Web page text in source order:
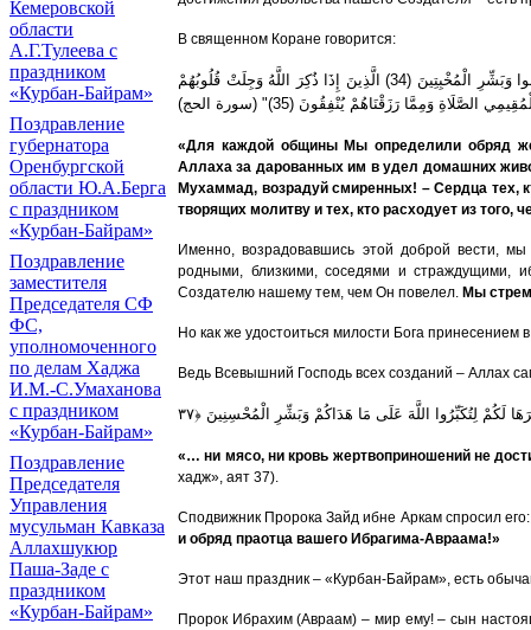
Кемеровской
области
А.Г.Тулеева с
праздником
«Курбан-Байрам»
Поздравление
губернатора
Оренбургской
области Ю.А.Берга
с праздником
«Курбан-Байрам»
Поздравление
заместителя
Председателя СФ
ФС,
уполномоченного
по делам Хаджа
И.М.-С.Умаханова
с праздником
«Курбан-Байрам»
Поздравление
Председателя
Управления
мусульман Кавказа
Аллахшукюр
Паша-Заде с
праздником
«Курбан-Байрам»
В священном Коране говорится:
"وَلِكُلِّ أُمَّةٍ جَعَلْنَا مَنْسَكًا لِيَذْكُرُوا اسْمَ اللَّهِ عَلَى مَا رَزَقَهُمْ مِنْ بَهِيمَةِ الْأَنْعَامِ فَإِلَهُكُمْ إِلَهٌ وَاحِدٌ فَلَهُ أَسْلِمُوا وَبَشِّرِ الْمُخْبِتِينَ (34) الَّذِينَ إِذَا ذُكِرَ اللَّهُ وَجِلَتْ قُلُوبُهُمْ
وَمِمَّا رَزَقْنَاهُمْ يُنْفِقُونَ (35)" (سورة الحج)
«Для каждой общины Мы определили обряд
Аллаха за дарованных им в удел домашних
Мухаммад, возрадуй смиренных! – Сердца тех,
творящих молитву и тех, кто расходует из
Именно, возрадовавшись этой доброй вести,
родными, близкими, соседями и страждущими,
Создателю нашему тем, чем Он повелел. Мы
Но как же удостоиться милости Бога
Ведь Всевышний Господь всех созданий – Аллах
لَكُمْ لِتُكَبِّرُوا اللَّهَ عَلَى مَا هَدَاكُمْ وَبَشِّرِ الْمُحْسِنِينَ ﴿٣٧
«… ни мясо, ни кровь жертвоприношений не
хадж», аят 37).
Сподвижник Пророка Зайд ибне Аркам спросил
и обряд праотца вашего Ибрагима-Авраама!»
Этот наш праздник – «Курбан-Байрам», есть
Пророк Ибрахим (Авраам) – мир ему! – сын